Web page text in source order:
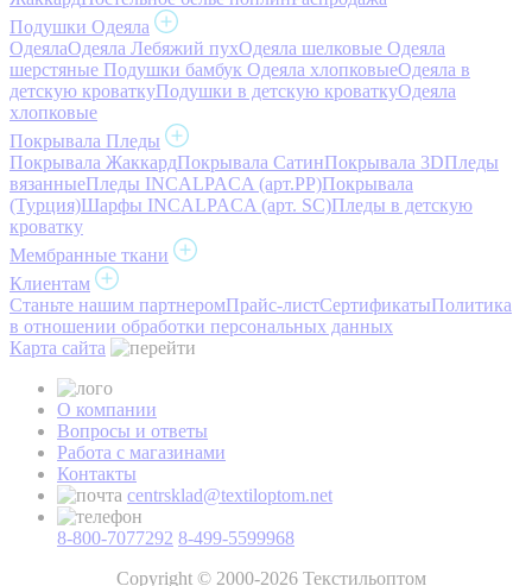
Подушки Одеяла
ОдеялаОдеяла Лебяжий пухОдеяла шелковые Одеяла
шерстяные Подушки бамбук Одеяла хлопковыеОдеяла в
детскую кроваткуПодушки в детскую кроваткуОдеяла
хлопковые
Покрывала Пледы
Покрывала ЖаккардПокрывала СатинПокрывала 3DПледы
вязанныеПледы INCALPACA (арт.PP)Покрывала
(Турция)Шарфы INCALPACA (арт. SC)Пледы в детскую
кроватку
Мембранные ткани
Клиентам
Станьте нашим партнеромПрайс-листСертификатыПолитика
в отношении обработки персональных данных
Карта сайта
О компании
Вопросы и ответы
Работа с магазинами
Контакты
centrsklad@textiloptom.net
8-800-7077292 8-499-5599968
Copyright © 2000-2026 Текстильоптом